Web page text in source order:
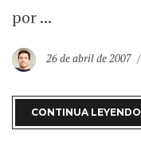
por ...
26 de abril de 2007
CONTINUA LEYENDO